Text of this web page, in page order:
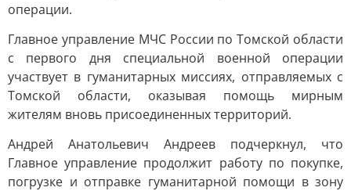
операции.
Главное управление МЧС России по Томской области
с первого дня специальной военной операции
участвует в гуманитарных миссиях, отправляемых с
Томской области, оказывая помощь мирным
жителям вновь присоединенных территорий.
Андрей Анатольевич Андреев подчеркнул, что
Главное управление продолжит работу по покупке,
погрузке и отправке гуманитарной помощи в зону